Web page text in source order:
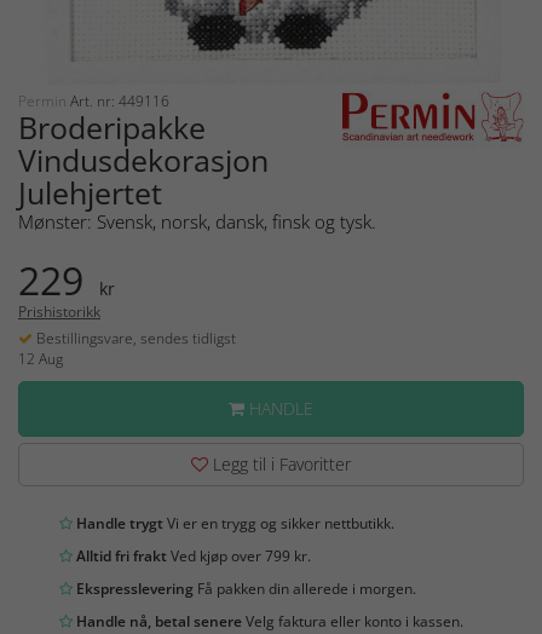
Permin Art. nr: 449116
Broderipakke
Vindusdekorasjon
Julehjertet
Mønster: Svensk, norsk, dansk, finsk og tysk.
229 kr
Prishistorikk
Bestillingsvare, sendes tidligst
12 Aug
HANDLE
Legg til i Favoritter
Handle trygtVi er en trygg og sikker nettbutikk.
Alltid fri fraktVed kjøp over 799 kr.
Ekspresslevering Få pakken din allerede i morgen.
Handle nå, betal senereVelg faktura eller konto i kassen.